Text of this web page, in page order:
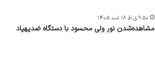
مشاهده‌شدن نور ولی محسود با دستگاه ضدپهپاد
۹:۵۰ ق.ظ ۱۸ اسد ۱۴۰۵